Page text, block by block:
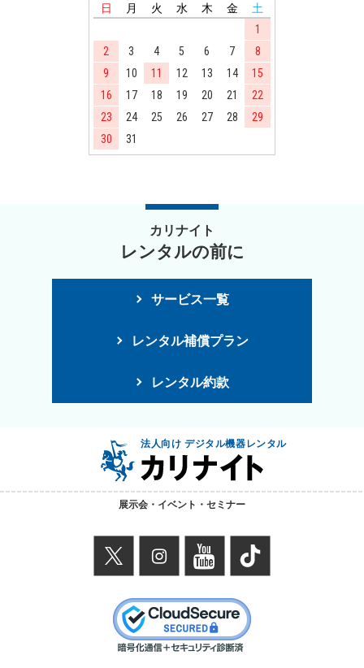
日 月 火 水 木 金
土
1
2
3 4 5 6 7
8
9
10 11 12 13 14
15
16
17 18 19 20 21
22
23
24 25 26 27 28
29
30
31
カリナイト
レンタルの前に
サービス一覧
レンタル補償プラン
レンタル約款
法人向け デジタル機器レンタル
展示会・イベント・セミナー